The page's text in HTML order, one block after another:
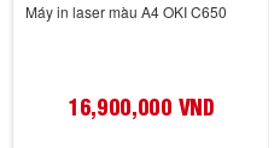
Máy in laser màu A4 OKI C650
16,900,000 VND